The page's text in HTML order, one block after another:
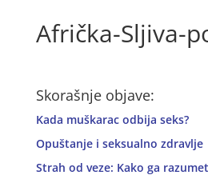
Afrička-Sljiva-
Skorašnje objave:
Kada muškarac odbija seks?
Opuštanje i seksualno zdravlje
Strah od veze: Kako ga